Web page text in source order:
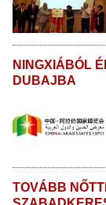
NINGXIÁBÓL
DUBAJBA
TOVÁBB